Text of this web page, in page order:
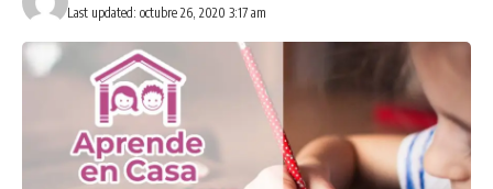
Last updated: octubre 26, 2020 3:17 am